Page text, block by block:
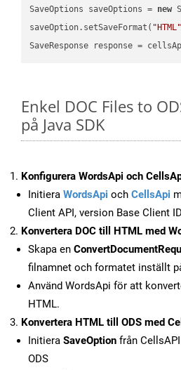
SaveOptions saveOptions = new
saveOption.setSaveFormat( "HTML"
SaveResponse response =
Enkel DOC Files to
på Java SDK
Konfigurera WordsApi och
Initiera WordsApi och CellsApi
Client API, version Base Client
Konvertera DOC till HTML med
Skapa en
filnamnet och formatet inställt
Använd WordsApi för att
HTML.
Konvertera HTML till ODS med
Initiera SaveOption från
ODS